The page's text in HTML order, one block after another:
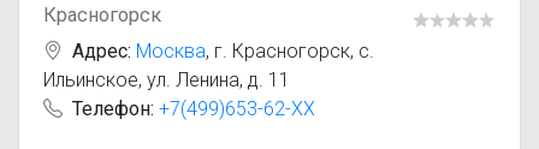
Красногорск
Адрес: Москва, г. Красногорск, с.
Ильинское, ул. Ленина, д. 11
Телефон: +7(499)653-62-XX